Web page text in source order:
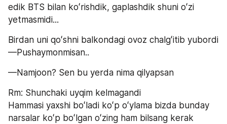
edik BTS bilan koʻrishdik, gaplashdik shuni oʻzi
yetmasmidi...
—Pushaymonmisan..
—Namjoon? Sen bu yerda nima qilyapsan
Rm: Shunchaki uyqim kelmagandi
Hammasi yaxshi boʻladi koʻp oʻylama bizda bunday
narsalar koʻp boʻlgan oʻzing ham bilsang kerak